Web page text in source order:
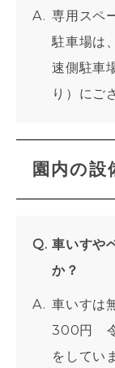
専用スペ
駐車場は
速側駐車
り）にご
園内の設
車いすや
か？
車いすは
300円 令
をしてい